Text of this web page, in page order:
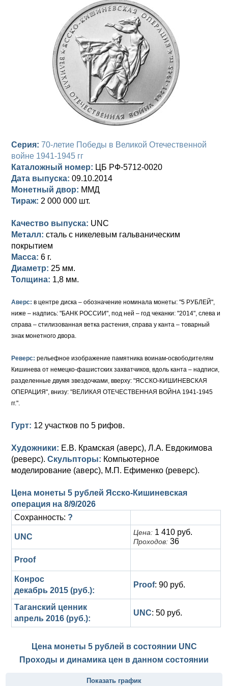
Памятные и донативные
Сибирские монеты
Для Молдавии и Валахии
Таврические монеты
Для Пруссии
Ливонезы
Альбертусталер
Анна Иоанновна (1730-1740)
Петр II (1727-1730)
Екатерина I (1725-1727)
Петр I (1682-1725)
Для Речи Посполитой
Серия: 70-летие Победы в Великой Отечественной
войне 1941-1945 гг
Каталожный номер: ЦБ РФ-5712-0020
Дата выпуска: 09.10.2014
Монетный двор: ММД
Тираж: 2 000 000 шт.
Качество выпуска: UNC
Металл: сталь с никелевым гальваническим
покрытием
Масса: 6 г.
Диаметр: 25 мм.
Толщина: 1,8 мм.
Аверс: в центре диска – обозначение номинала монеты: "5 РУБЛЕЙ",
ниже – надпись: "БАНК РОССИИ", под ней – год чеканки: "2014", слева и
справа – стилизованная ветка растения, справа у канта – товарный
знак монетного двора.
Реверс: рельефное изображение памятника воинам-освободителям
Кишинева от немецко-фашистских захватчиков, вдоль канта – надписи,
разделенные двумя звездочками, вверху: "ЯССКО-КИШИНЕВСКАЯ
ОПЕРАЦИЯ", внизу: "ВЕЛИКАЯ ОТЕЧЕСТВЕННАЯ ВОЙНА 1941-1945
гг.".
Гурт: 12 участков по 5 рифов.
Художники: Е.В. Крамская (аверс), Л.А. Евдокимова
(реверс). Скульпторы: Компьютерное
моделирование (аверс), М.П. Ефименко (реверс).
Цена монеты 5 рублей Ясско-Кишиневская
операция на 8/9/2026
Сохранность: ?
UNC Цена: 1 410 руб.
Проходов: 36
Proof
Конрос
декабрь 2015 (руб.):
Proof: 90 руб.
Таганский ценник
апрель 2016 (руб.):
UNC: 50 руб.
Цена монеты 5 рублей в состоянии UNC
Проходы и динамика цен в данном состоянии
Показать график